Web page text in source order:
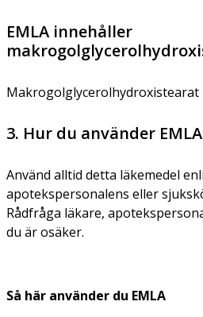
EMLA innehåller
3. Hur du använder EMLA
Använd alltid detta läkemedel
apotekspersonalens eller
Rådfråga läkare,
du är osäker.
Så här använder du EMLA